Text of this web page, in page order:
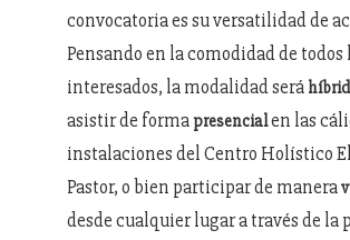
convocatoria es su versatilidad de
Pensando en la comodidad de todos
interesados, la modalidad será
asistir de forma presencialen las
instalaciones del Centro Holístico
Pastor, o bien participar de manera
desde cualquier lugar a través de la